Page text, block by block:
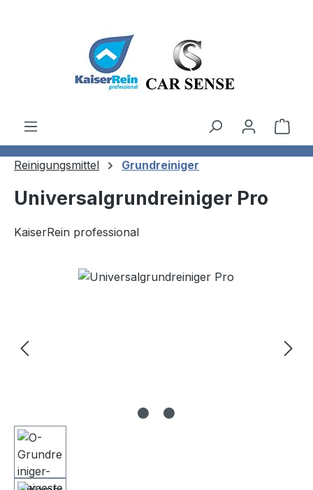
Reinigungsmittel Grundreiniger
Universalgrundreiniger Pro
KaiserRein professional
Bildergalerie überspringen